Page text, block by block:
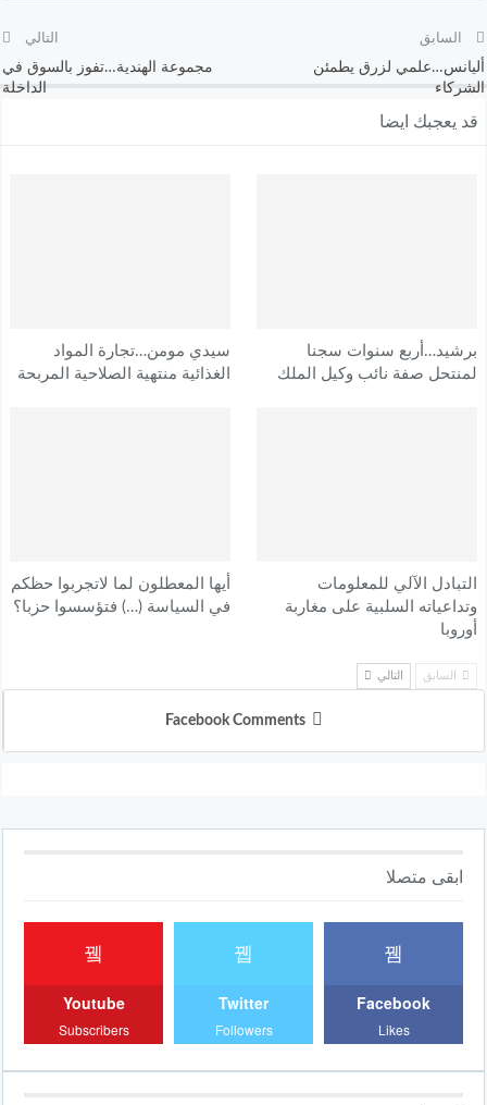
السابق
أليانس…علمي لزرق يطمئن
الشركاء
التالي
مجموعة الهندية…تفوز بالسوق في
الداخلة
قد يعجبك ايضا
برشيد…أربع سنوات سجنا
لمنتحل صفة نائب وكيل الملك
سيدي مومن…تجارة المواد
الغذائية منتهية الصلاحية المربحة
التبادل الآلي للمعلومات
وتداعياته السلبية على مغاربة
أوروبا
أيها المعطلون لما لاتجربوا حظكم
في السياسة (…) فتؤسسوا حزبا؟
السابق التالي
Facebook Comments
ابقى متصلا
Facebook
Likes
Twitter
Followers
Youtube
Subscribers